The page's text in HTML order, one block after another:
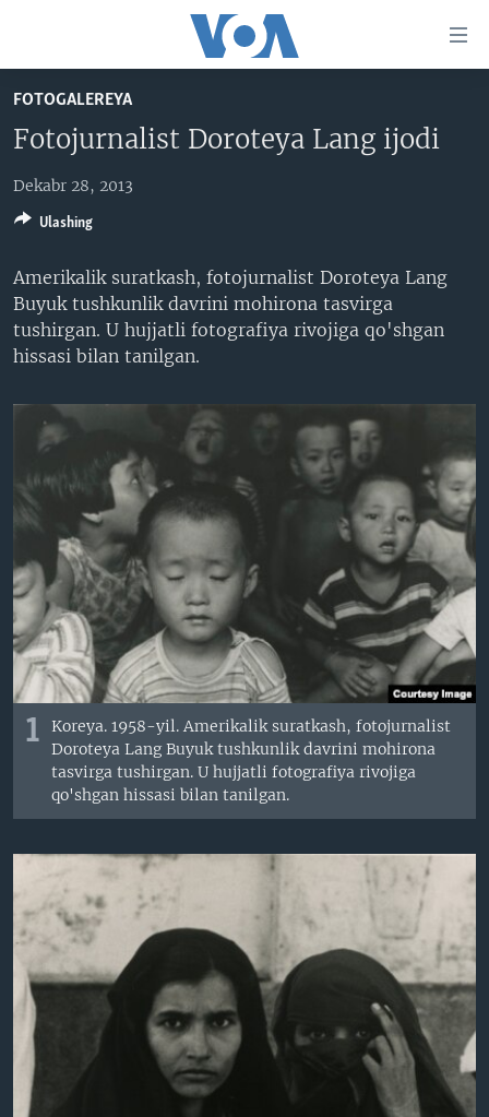
boring
Boshiga
Qidiruvga
AMERIKA
MARKAZIY OSIYO
XALQARO
VATANDOSHLAR
MULTIMEDIA
AMERIKA MANZARALARI
VASHINGTON CHOYXONASI
MOBIL-SALOM!
XABARLAR SURATLARDA
IJTIMOIY TARMOQLAR
YOUTUBE
INSTAGRAM
ODNOKLASSNIKI
TELEGRAM
TWITTER
SOUNDCLOUD
EDITORIAL
Learning English
VOA
FOTOGALEREYA
Fotojurnalist Doroteya Lang ijodi
Dekabr 28, 2013
Amerikalik suratkash, fotojurnalist Doroteya Lang
Buyuk tushkunlik davrini mohirona tasvirga
tushirgan. U hujjatli fotografiya rivojiga qo'shgan
hissasi bilan tanilgan.
1
Koreya. 1958-yil. Amerikalik suratkash, fotojurnalist
Doroteya Lang Buyuk tushkunlik davrini mohirona
tasvirga tushirgan. U hujjatli fotografiya rivojiga
qo'shgan hissasi bilan tanilgan.
Ulashing